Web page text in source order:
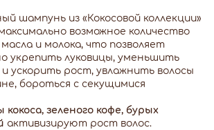
шампунь из «Кокосовой коллекции»
возможное количество
масла и молока, что позволяет
укрепить луковицы, уменьшить
ускорить рост, увлажнить волосы
бороться с секущимися
зеленого кофе, бурых
активизируют рост волос.